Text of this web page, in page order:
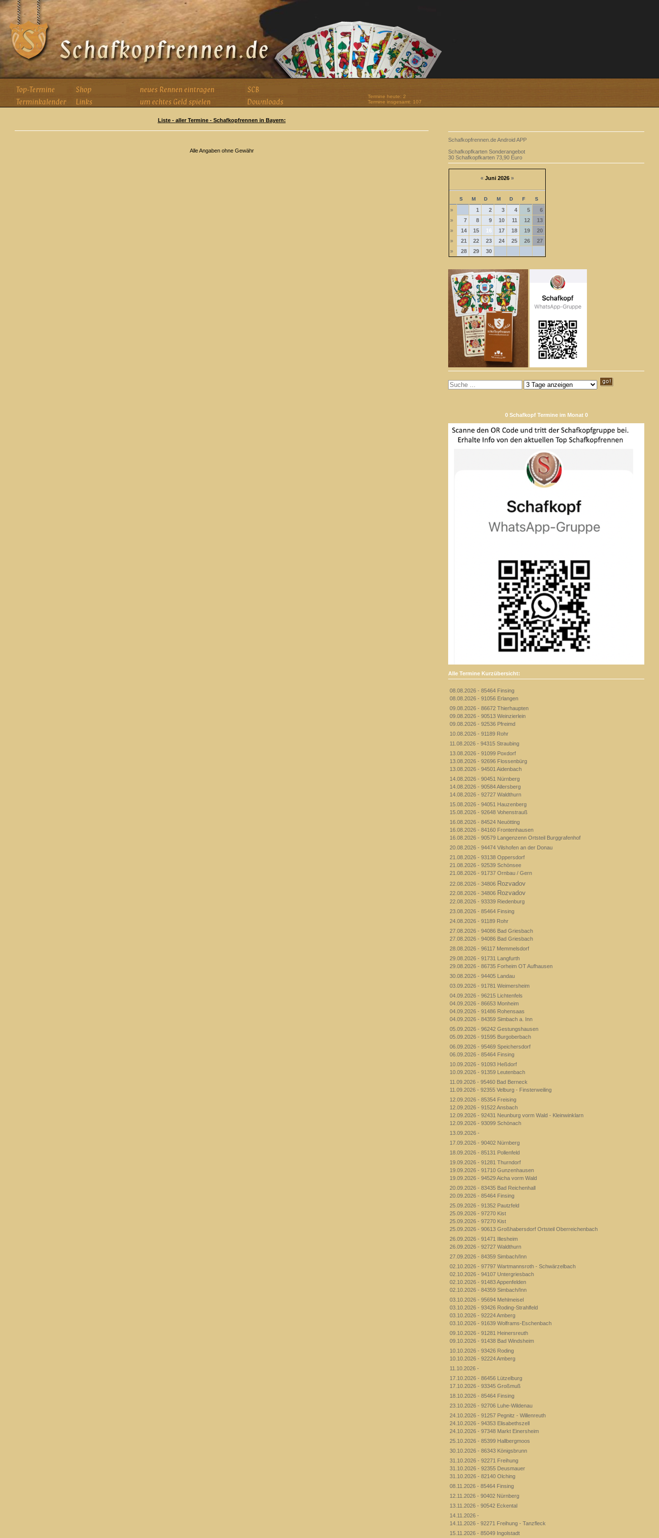
Termine heute: 2
Termine insgesamt: 107
Liste - aller Termine - Schafkopfrennen in Bayern:
Alle Angaben ohne Gewähr
Schafkopfrennen.de Android APP
Schafkopfkarten Sonderangebot
30 Schafkopfkarten 73,90 Euro
« Juni 2026 »
S M D M D F S
» 1 2 3 4 5
6
»
7 8 9 10 11 12
13
»
14 15 16 17 18 19
20
»
21 22 23 24 25 26
27
»
28 29 30
0 Schafkopf Termine im Monat 0
Alle Termine Kurzübersicht:
08.08.2026 - 85464 Finsing
08.08.2026 - 91056 Erlangen
09.08.2026 - 86672 Thierhaupten
09.08.2026 - 90513 Weinzierlein
09.08.2026 - 92536 Pfreimd
10.08.2026 - 91189 Rohr
11.08.2026 - 94315 Straubing
13.08.2026 - 91099 Poxdorf
13.08.2026 - 92696 Flossenbürg
13.08.2026 - 94501 Aidenbach
14.08.2026 - 90451 Nürnberg
14.08.2026 - 90584 Allersberg
14.08.2026 - 92727 Waldthurn
15.08.2026 - 94051 Hauzenberg
15.08.2026 - 92648 Vohenstrauß
16.08.2026 - 84524 Neuötting
16.08.2026 - 84160 Frontenhausen
16.08.2026 - 90579 Langenzenn Ortsteil Burggrafenhof
20.08.2026 - 94474 Vilshofen an der Donau
21.08.2026 - 93138 Oppersdorf
21.08.2026 - 92539 Schönsee
21.08.2026 - 91737 Ornbau / Gern
22.08.2026 - 34806 Rozvadov
22.08.2026 - 34806 Rozvadov
22.08.2026 - 93339 Riedenburg
23.08.2026 - 85464 Finsing
24.08.2026 - 91189 Rohr
27.08.2026 - 94086 Bad Griesbach
27.08.2026 - 94086 Bad Griesbach
28.08.2026 - 96117 Memmelsdorf
29.08.2026 - 91731 Langfurth
29.08.2026 - 86735 Forheim OT Aufhausen
30.08.2026 - 94405 Landau
03.09.2026 - 91781 Weimersheim
04.09.2026 - 96215 Lichtenfels
04.09.2026 - 86653 Monheim
04.09.2026 - 91486 Rohensaas
04.09.2026 - 84359 Simbach a. Inn
05.09.2026 - 96242 Gestungshausen
05.09.2026 - 91595 Burgoberbach
06.09.2026 - 95469 Speichersdorf
06.09.2026 - 85464 Finsing
10.09.2026 - 91093 Heßdorf
10.09.2026 - 91359 Leutenbach
11.09.2026 - 95460 Bad Berneck
11.09.2026 - 92355 Velburg - Finsterweiling
12.09.2026 - 85354 Freising
12.09.2026 - 91522 Ansbach
12.09.2026 - 92431 Neunburg vorm Wald - Kleinwinklarn
12.09.2026 - 93099 Schönach
13.09.2026 -
17.09.2026 - 90402 Nürnberg
18.09.2026 - 85131 Pollenfeld
19.09.2026 - 91281 Thurndorf
19.09.2026 - 91710 Gunzenhausen
19.09.2026 - 94529 Aicha vorm Wald
20.09.2026 - 83435 Bad Reichenhall
20.09.2026 - 85464 Finsing
25.09.2026 - 91352 Pautzfeld
25.09.2026 - 97270 Kist
25.09.2026 - 97270 Kist
25.09.2026 - 90613 Großhabersdorf Ortsteil Oberreichenbach
26.09.2026 - 91471 Illesheim
26.09.2026 - 92727 Waldthurn
27.09.2026 - 84359 Simbach/Inn
02.10.2026 - 97797 Wartmannsroth - Schwärzelbach
02.10.2026 - 94107 Untergriesbach
02.10.2026 - 91483 Appenfelden
02.10.2026 - 84359 Simbach/Inn
03.10.2026 - 95694 Mehlmeisel
03.10.2026 - 93426 Roding-Strahlfeld
03.10.2026 - 92224 Amberg
03.10.2026 - 91639 Wolframs-Eschenbach
09.10.2026 - 91281 Heinersreuth
09.10.2026 - 91438 Bad Windsheim
10.10.2026 - 93426 Roding
10.10.2026 - 92224 Amberg
11.10.2026 -
17.10.2026 - 86456 Lützelburg
17.10.2026 - 93345 Großmuß
18.10.2026 - 85464 Finsing
23.10.2026 - 92706 Luhe-Wildenau
24.10.2026 - 91257 Pegnitz - Willenreuth
24.10.2026 - 94353 Elisabethszell
24.10.2026 - 97348 Markt Einersheim
25.10.2026 - 85399 Hallbergmoos
30.10.2026 - 86343 Königsbrunn
31.10.2026 - 92271 Freihung
31.10.2026 - 92355 Deusmauer
31.10.2026 - 82140 Olching
08.11.2026 - 85464 Finsing
12.11.2026 - 90402 Nürnberg
13.11.2026 - 90542 Eckental
14.11.2026 -
14.11.2026 - 92271 Freihung - Tanzfleck
15.11.2026 - 85049 Ingolstadt